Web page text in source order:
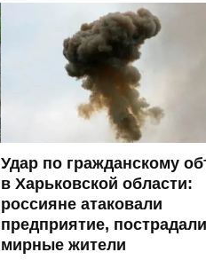
Удар по гражданскому
в Харьковской области:
россияне атаковали
предприятие, пострадали
мирные жители